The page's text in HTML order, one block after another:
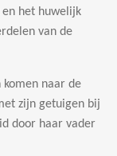
het huwelijk
van de
komen naar de
zijn getuigen bij
door haar vader